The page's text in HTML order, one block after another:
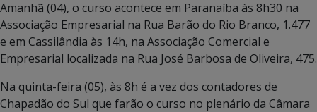
Amanhã (04), o curso acontece em Paranaíba às 8h30 na
Associação Empresarial na Rua Barão do Rio Branco, 1.477
e em Cassilândia às 14h, na Associação Comercial e
Empresarial localizada na Rua José Barbosa de Oliveira, 475.
Na quinta-feira (05), às 8h é a vez dos contadores de
Chapadão do Sul que farão o curso no plenário da Câmara